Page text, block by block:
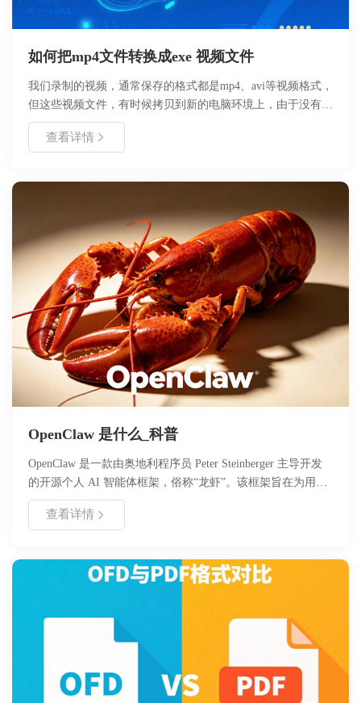
如何把mp4文件转换成exe 视频文件
我们录制的视频，通常保存的格式都是mp4、avi等视频格式，
但这些视频文件，有时候拷贝到新的电脑环境上，由于没有安
装相关的播放器，或者没有安装相关播放器的解码器，是无法
正常播放这些文件的。好哈屏幕录制，为了解决这个问题，开
EXE 是标准的windows 可执行文件，这样无论在哪个系统上
查看详情
OpenClaw 是什么_科普
OpenClaw 是一款由奥地利程序员 Peter Steinberger 主导开发
的开源个人 AI 智能体框架，俗称“龙虾”。该框架旨在为用户
提供高效、灵活的自动化控制与智能抓取能力，适用于多种业
务场景。文章详细介绍了 OpenClaw 的核心定义、技术架构、
特性、安装步骤及未来版本迭代计划，为实际开发与应用提供
查看详情